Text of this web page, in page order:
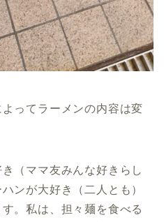
ってラーメンの内容は変
（ママ友みんな好きらし
ンが大好き（二人とも）
。私は、担々麺を食べる